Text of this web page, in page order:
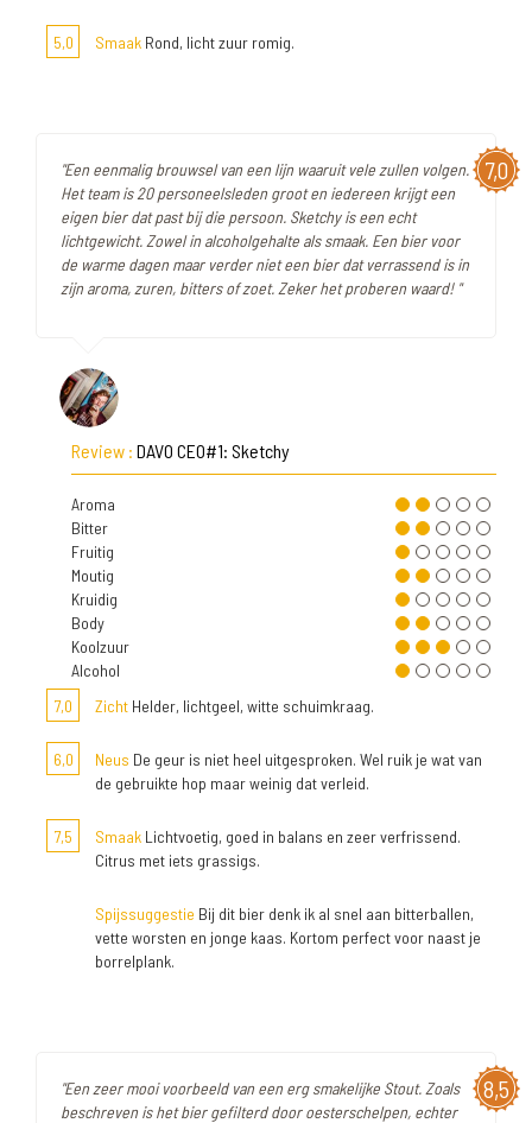
5,0 Smaak Rond, licht zuur romig.
7,0
"Een eenmalig brouwsel van een lijn waaruit vele zullen volgen.
Het team is 20 personeelsleden groot en iedereen krijgt een
eigen bier dat past bij die persoon. Sketchy is een echt
lichtgewicht. Zowel in alcoholgehalte als smaak. Een bier voor
de warme dagen maar verder niet een bier dat verrassend is in
zijn aroma, zuren, bitters of zoet. Zeker het proberen waard! "
Review : DAVO CEO#1: Sketchy
Aroma
Bitter
Fruitig
Moutig
Kruidig
Body
Koolzuur
Alcohol
7,0
Zicht Helder, lichtgeel, witte schuimkraag.
6,0 Neus De geur is niet heel uitgesproken. Wel ruik je wat van
de gebruikte hop maar weinig dat verleid.
7,5 Smaak Lichtvoetig, goed in balans en zeer verfrissend.
Citrus met iets grassigs.
Spijssuggestie Bij dit bier denk ik al snel aan bitterballen,
vette worsten en jonge kaas. Kortom perfect voor naast je
borrelplank.
8,5
"Een zeer mooi voorbeeld van een erg smakelijke Stout. Zoals
beschreven is het bier gefilterd door oesterschelpen, echter